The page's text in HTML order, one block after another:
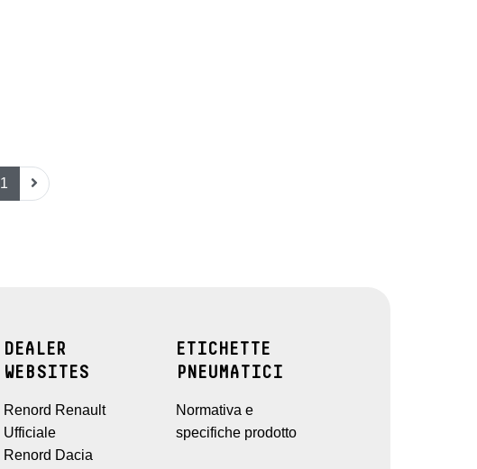
1
DEALER
WEBSITES
Renord Renault
Ufficiale
Renord Dacia
ETICHETTE
PNEUMATICI
Normativa e
specifiche prodotto